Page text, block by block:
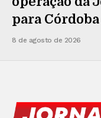
para Córdoba
8 de agosto de 2026